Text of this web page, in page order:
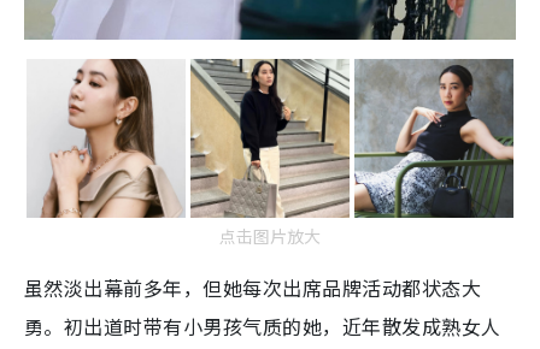
点击图片放大
虽然淡出幕前多年，但她每次出席品牌活动都状态大
勇。初出道时带有小男孩气质的她，近年散发成熟女人